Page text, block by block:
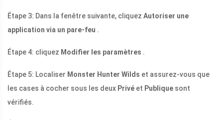
Étape 3: Dans la fenêtre suivante, cliquez Autoriser une
application via un pare-feu .
Étape 4: cliquez Modifier les paramètres .
Étape 5: Localiser Monster Hunter Wilds et assurez-vous que
les cases à cocher sous les deux Privé et Publique sont
vérifiés.